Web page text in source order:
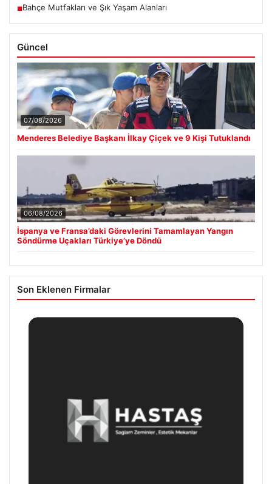
■Bahçe Mutfakları ve Şık Yaşam Alanları
Güncel
07/08/2026
Menderes Belediye Başkanı İlkay Çiçek ve 9 Kişi Tutuklandı
06/08/2026
İspanya ve Fransa’daki Görevlerini Tamamlayan Yangın
Söndürme Uçakları Türkiye’ye Döndü
Son Eklenen Firmalar